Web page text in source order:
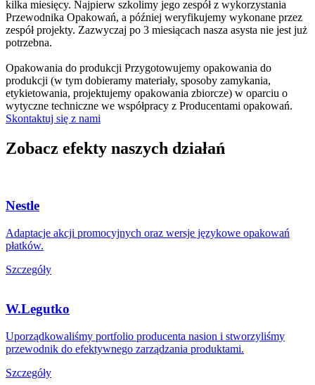
kilka miesięcy. Najpierw szkolimy jego zespół z wykorzystania
Przewodnika Opakowań, a później weryfikujemy wykonane przez
zespół projekty. Zazwyczaj po 3 miesiącach nasza asysta nie jest już
potrzebna.
Opakowania do produkcji Przygotowujemy opakowania do
produkcji (w tym dobieramy materiały, sposoby zamykania,
etykietowania, projektujemy opakowania zbiorcze) w oparciu o
wytyczne techniczne we współpracy z Producentami opakowań.
Skontaktuj się z nami
Zobacz efekty naszych działań
Nestle
Adaptacje akcji promocyjnych oraz wersje językowe opakowań
płatków.
Szczegóły
W.Legutko
Uporządkowaliśmy portfolio producenta nasion i stworzyliśmy
przewodnik do efektywnego zarządzania produktami.
Szczegóły